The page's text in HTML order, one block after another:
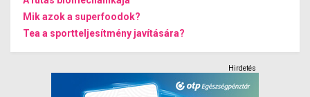
Mik azok a superfoodok?
Tea a sportteljesítmény javítására?
Hirdetés